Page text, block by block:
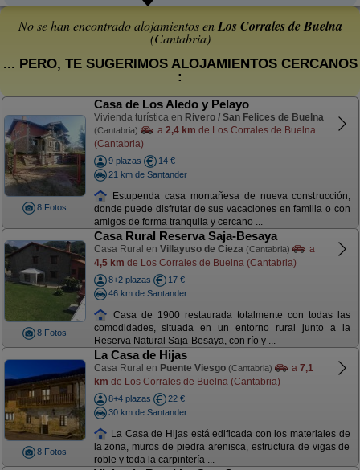
No se han encontrado alojamientos enLos Corrales de Buelna
(Cantabria)
... PERO, TE SUGERIMOS ALOJAMIENTOS CERCANOS
:
8 Fotos
Casa de Los Aledo y Pelayo
Vivienda turística en Rivero / San Felices de Buelna
(Cantabria) a 2,4 km de Los Corrales de Buelna
(Cantabria)
9 plazas
14 €
21 km de Santander
Estupenda casa montañesa de nueva construcción,
donde puede disfrutar de sus vacaciones en familia o con
amigos de forma tranquila y cercano ...
8 Fotos
Casa Rural Reserva Saja-Besaya
Casa Rural en Villayuso de Cieza (Cantabria)
a
4,5 km de Los Corrales de Buelna (Cantabria)
8+2 plazas
17 €
46 km de Santander
Casa de 1900 restaurada totalmente con todas las
comodidades, situada en un entorno rural junto a la
Reserva Natural Saja-Besaya, con río y ...
8 Fotos
La Casa de Hijas
Casa Rural en Puente Viesgo (Cantabria) a 7,1
km de Los Corrales de Buelna (Cantabria)
8+4 plazas
22 €
30 km de Santander
La Casa de Hijas está edificada con los materiales de
la zona, muros de piedra arenisca, estructura de vigas de
roble y toda la carpintería ...